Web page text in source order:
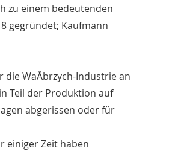
zu einem bedeutenden
gegründet; Kaufmann
WaÅbrzych-Industrie an
Teil der Produktion auf
abgerissen oder für
einiger Zeit haben